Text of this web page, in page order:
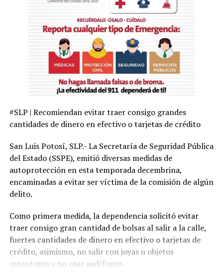
#SLP | Recomiendan evitar traer consigo grandes
cantidades de dinero en efectivo o tarjetas de crédito
San Luis Potosí, SLP.- La Secretaría de Seguridad Pública
del Estado (SSPE), emitió diversas medidas de
autoprotección en esta temporada decembrina,
encaminadas a evitar ser víctima de la comisión de algún
delito.
Como primera medida, la dependencia solicitó evitar
traer consigo gran cantidad de bolsas al salir a la calle,
fuertes cantidades de dinero en efectivo o tarjetas de
crédito, asimismo, no salir con joyas u objetos
ostentosos y no usar audífonos.